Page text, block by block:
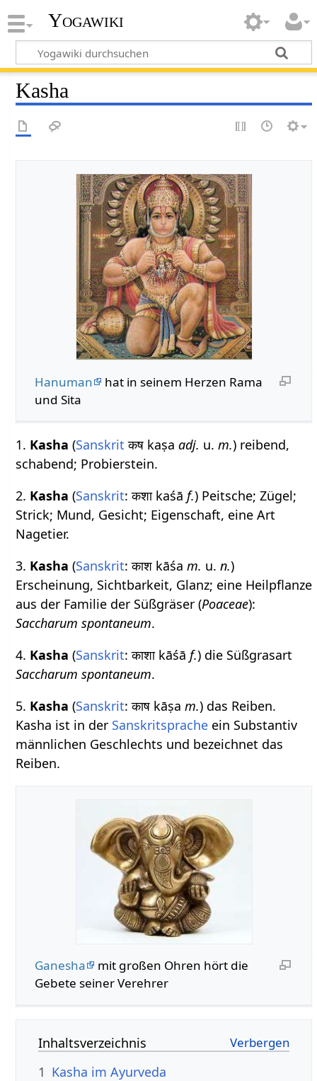
Yogawiki
Kasha
Hanuman
hat in seinem Herzen Rama
und Sita
1. Kasha (Sanskrit कष kaṣaadj. u.m.) reibend,
schabend; Probierstein.
2. Kasha (Sanskrit: कशा kaśāf.) Peitsche; Zügel;
Strick; Mund, Gesicht; Eigenschaft, eine Art
Nagetier.
3. Kasha (Sanskrit: काश kāśam. u.n.)
Erscheinung, Sichtbarkeit, Glanz; eine Heilpflanze
aus der Familie der Süßgräser (Poaceae):
Saccharum spontaneum.
4. Kasha (Sanskrit: काशा kāśāf.) die Süßgrasart
Saccharum spontaneum.
5. Kasha (Sanskrit: काष kāṣam.) das Reiben.
Kasha ist in der Sanskritsprache ein Substantiv
männlichen Geschlechts und bezeichnet das
Reiben.
Ganesha
mit großen Ohren hört die
Gebete seiner Verehrer
Inhaltsverzeichnis
1 Kasha im Ayurveda